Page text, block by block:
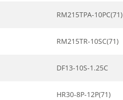
RM215TPA-10PC(71)
RM215TR-10SC(71)
DF13-10S-1.25C
HR30-8P-12P(71)